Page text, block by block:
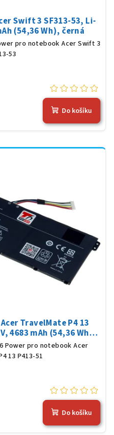
Swift 3 SF313-53, Li-
(54,36 Wh), černá
pro notebook Acer Swift 3
53
Do košíku
TravelMate P4 13
4683 mAh (54,36 Wh),
Power pro notebook Acer
13 P413-51
Do košíku